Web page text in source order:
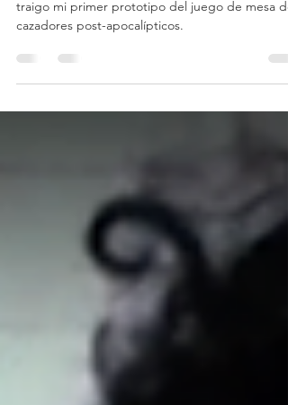
Inspirado en el universo de "Hunting Season" les
traigo mi primer prototipo del juego de mesa de
cazadores post-apocalípticos.